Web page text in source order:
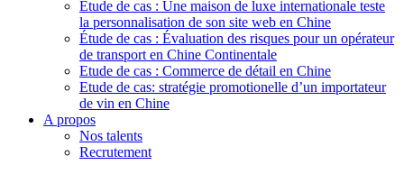
Étude de cas : Une maison de luxe internationale teste
la personnalisation de son site web en Chine
Étude de cas : Évaluation des risques pour un opérateur
de transport en Chine Continentale
Etude de cas : Commerce de détail en Chine
Etude de cas: stratégie promotionelle d’un importateur
de vin en Chine
A propos
Nos talents
Recrutement